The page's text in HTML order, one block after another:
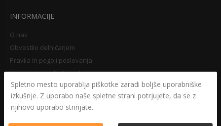
INFORMACIJE
O nas
Obvestilo delničarjem
Pravila in pogoji poslovanja
Varovanje osebnih podatkov
Druga določila
Pravilnik o zasebnosti
Pravno obvestilo
Spletno mesto uporablja piškotke zaradi boljše uporabniške
izkušnje. Z uporabo naše spletne strani potrjujete, da se z
njihovo uporabo strinjate.